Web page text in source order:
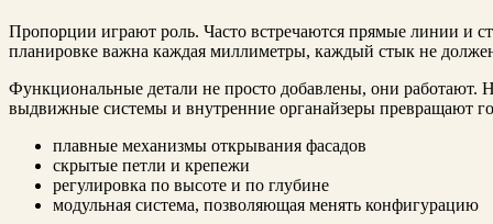
Пропорции играют роль. Часто встречаются прямые линии и
планировке важна каждая миллиметры, каждый стык не должен
Функциональные детали не просто добавлены, они
выдвижные системы и внутренние органайзеры превращают
плавные механизмы открывания фасадов
скрытые петли и крепежи
регулировка по высоте и по глубине
модульная система, позволяющая менять конфигурацию